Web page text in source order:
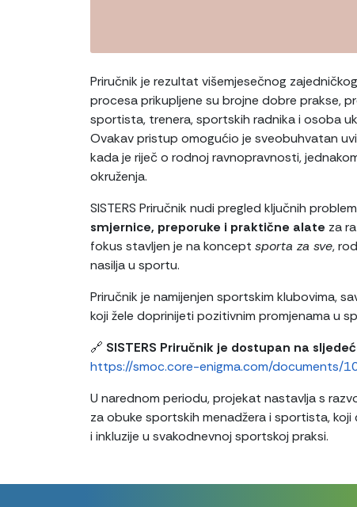
Priručnik je rezultat višemjesečnog
procesa prikupljene su brojne dobre prakse,
sportista, trenera, sportskih radnika i osoba
Ovakav pristup omogućio je sveobuhvatan
kada je riječ o rodnoj ravnopravnosti,
okruženja.
SISTERS Priručnik nudi pregled ključnih
smjernice, preporuke i praktične alate za
fokus stavljen je na koncept sporta za sve,
nasilja u sportu.
Priručnik je namijenjen sportskim klubovima,
koji žele doprinijeti pozitivnim promjenama u
🔗 SISTERS Priručnik je dostupan na
https://smoc.core-enigma.com/documents/
U narednom periodu, projekat nastavlja s
za obuke sportskih menadžera i sportista,
i inkluzije u svakodnevnoj sportskoj praksi.